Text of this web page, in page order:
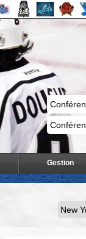
Gestion